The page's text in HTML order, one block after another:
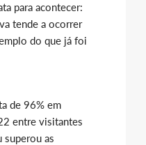
para acontecer:
tende a ocorrer
do que já foi
de 96% em
entre visitantes
superou as